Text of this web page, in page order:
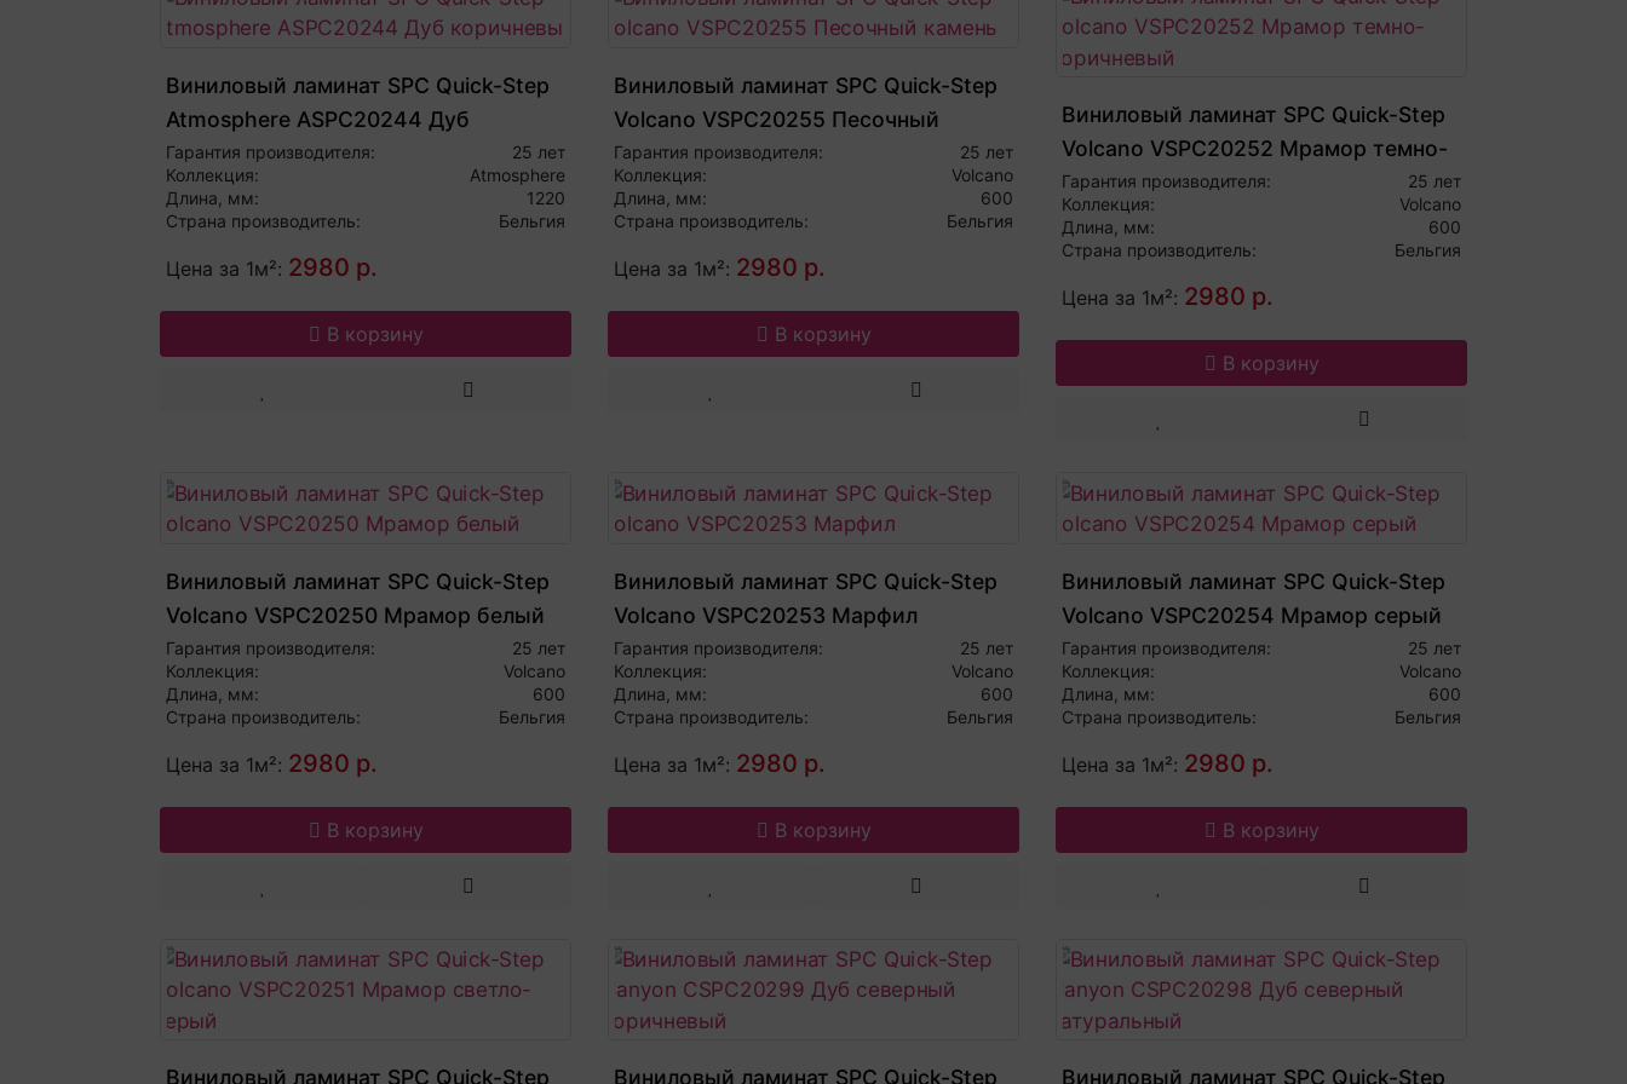
Виниловый ламинат SPC Quick-Step
Atmosphere ASPC20244 Дуб
коричневый
Гарантия производителя:
25 лет
Коллекция:
Atmosphere
Длина, мм:
1220
Страна производитель:
Бельгия
Цена за 1м²: 2980 р.
В корзину
Виниловый ламинат SPC Quick-Step
Volcano VSPC20255 Песочный
камень
Гарантия производителя:
25 лет
Коллекция:
Volcano
Длина, мм:
600
Страна производитель:
Бельгия
Цена за 1м²: 2980 р.
В корзину
Виниловый ламинат SPC Quick-Step
Volcano VSPC20252 Мрамор темно-
коричневый
Гарантия производителя:
25 лет
Коллекция:
Volcano
Длина, мм:
600
Страна производитель:
Бельгия
Цена за 1м²: 2980 р.
В корзину
Виниловый ламинат SPC Quick-Step
Volcano VSPC20250 Мрамор белый
Гарантия производителя:
25 лет
Коллекция:
Volcano
Длина, мм:
600
Страна производитель:
Бельгия
Цена за 1м²: 2980 р.
В корзину
Виниловый ламинат SPC Quick-Step
Volcano VSPC20253 Марфил
Гарантия производителя:
25 лет
Коллекция:
Volcano
Длина, мм:
600
Страна производитель:
Бельгия
Цена за 1м²: 2980 р.
В корзину
Виниловый ламинат SPC Quick-Step
Volcano VSPC20254 Мрамор серый
Гарантия производителя:
25 лет
Коллекция:
Volcano
Длина, мм:
600
Страна производитель:
Бельгия
Цена за 1м²: 2980 р.
В корзину
Виниловый ламинат SPC Quick-Step Виниловый ламинат SPC Quick-Step Виниловый ламинат SPC Quick-Step